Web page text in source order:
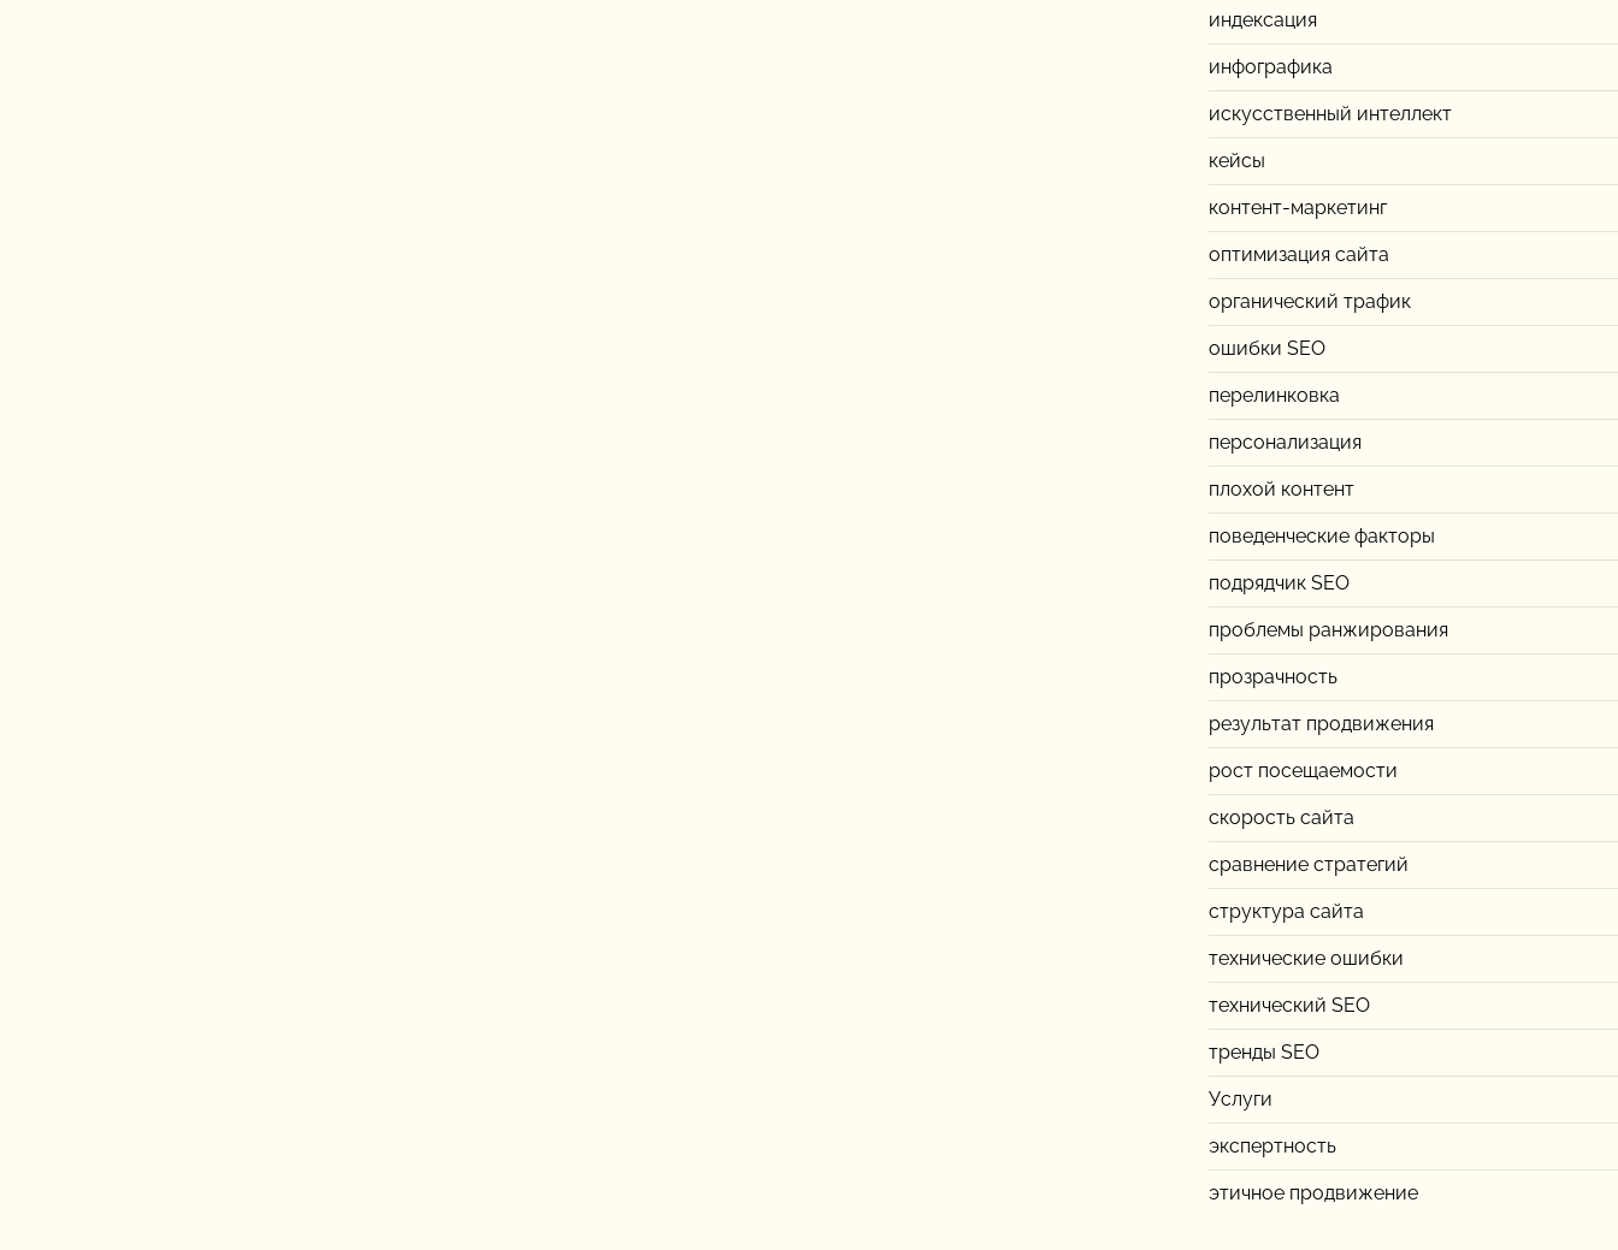
индексация
инфографика
искусственный интеллект
кейсы
контент-маркетинг
оптимизация сайта
органический трафик
ошибки SEO
перелинковка
персонализация
плохой контент
поведенческие факторы
подрядчик SEO
проблемы ранжирования
прозрачность
результат продвижения
рост посещаемости
скорость сайта
сравнение стратегий
структура сайта
технические ошибки
технический SEO
тренды SEO
Услуги
экспертность
этичное продвижение